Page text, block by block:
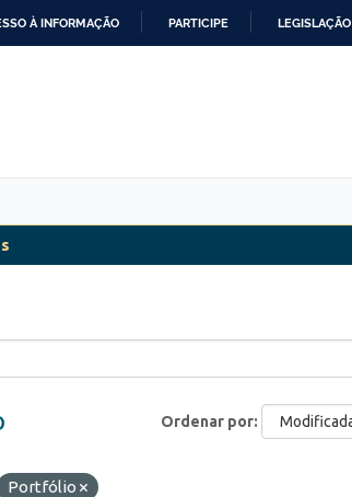
À INFORMAÇÃO PARTICIPE LEGISLAÇÃO
Ordenar por
Portfólio